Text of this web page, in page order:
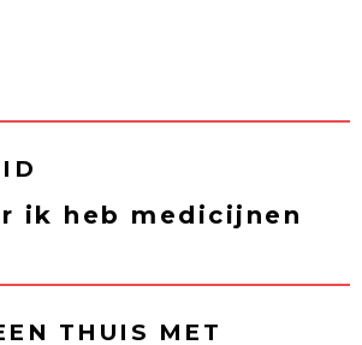
ik heb medicijnen
THUIS MET